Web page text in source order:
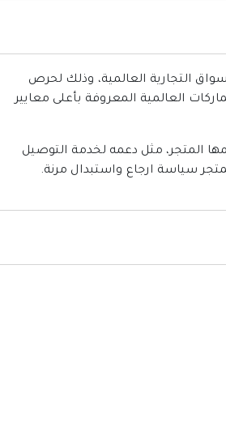
التجارية العالمية، وذلك لحرص
العالمية المعروفة بأعلى معايير
المتجر، مثل دعمه لخدمة التوصيل
سياسة ارجاع واستبدال مرنة.